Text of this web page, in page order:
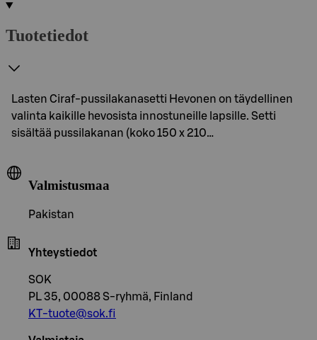
Tuotetiedot
Lasten Ciraf-pussilakanasetti Hevonen on täydellinen
valinta kaikille hevosista innostuneille lapsille. Setti
sisältää pussilakanan (koko 150 x 210…
Valmistusmaa
Pakistan
Yhteystiedot
SOK
PL 35, 00088 S-ryhmä, Finland
KT-tuote@sok.fi